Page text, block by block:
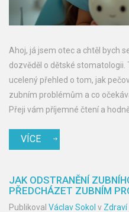
Ahoj, já jsem otec a chtěl bych
dozvěděl o dětské
ucelený přehled o tom, jak
zubním problémům a co
Přeji vám příjemné čtení a
VÍCE
JAK ODSTRANĚNÍ
PŘEDCHÁZET ZUBNÍM
Publikoval Václav Sokol v Zdraví